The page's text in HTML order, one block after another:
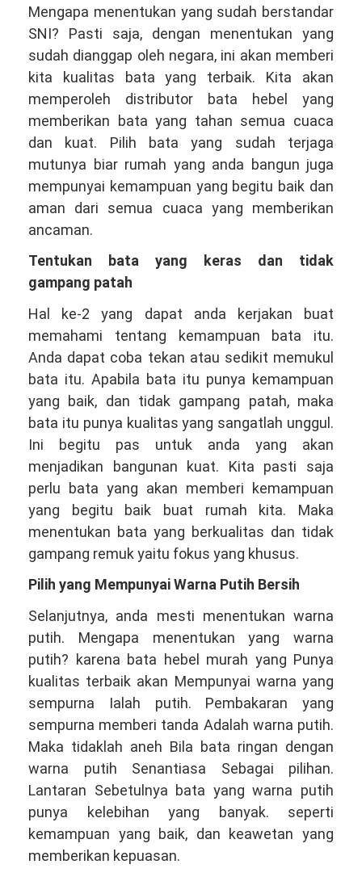
Mengapa menentukan yang sudah berstandar
SNI? Pasti saja, dengan menentukan yang
sudah dianggap oleh negara, ini akan memberi
kita kualitas bata yang terbaik. Kita akan
memperoleh distributor bata hebel yang
memberikan bata yang tahan semua cuaca
dan kuat. Pilih bata yang sudah terjaga
mutunya biar rumah yang anda bangun juga
mempunyai kemampuan yang begitu baik dan
aman dari semua cuaca yang memberikan
ancaman.
Tentukan bata yang keras dan tidak
gampang patah
Hal ke-2 yang dapat anda kerjakan buat
memahami tentang kemampuan bata itu.
Anda dapat coba tekan atau sedikit memukul
bata itu. Apabila bata itu punya kemampuan
yang baik, dan tidak gampang patah, maka
bata itu punya kualitas yang sangatlah unggul.
Ini begitu pas untuk anda yang akan
menjadikan bangunan kuat. Kita pasti saja
perlu bata yang akan memberi kemampuan
yang begitu baik buat rumah kita. Maka
menentukan bata yang berkualitas dan tidak
gampang remuk yaitu fokus yang khusus.
Pilih yang Mempunyai Warna Putih Bersih
Selanjutnya, anda mesti menentukan warna
putih. Mengapa menentukan yang warna
putih? karena bata hebel murah yang Punya
kualitas terbaik akan Mempunyai warna yang
sempurna Ialah putih. Pembakaran yang
sempurna memberi tanda Adalah warna putih.
Maka tidaklah aneh Bila bata ringan dengan
warna putih Senantiasa Sebagai pilihan.
Lantaran Sebetulnya bata yang warna putih
punya kelebihan yang banyak. seperti
kemampuan yang baik, dan keawetan yang
memberikan kepuasan.